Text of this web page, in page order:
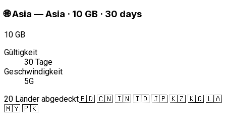
🌐Asia —Asia · 10 GB · 30 days
10 GB
Gültigkeit
30 Tage
Geschwindigkeit
5G
20 Länder abgedeckt🇧🇩 🇨🇳 🇮🇳 🇮🇩 🇯🇵 🇰🇿 🇰🇬 🇱🇦
🇲🇾 🇵🇰